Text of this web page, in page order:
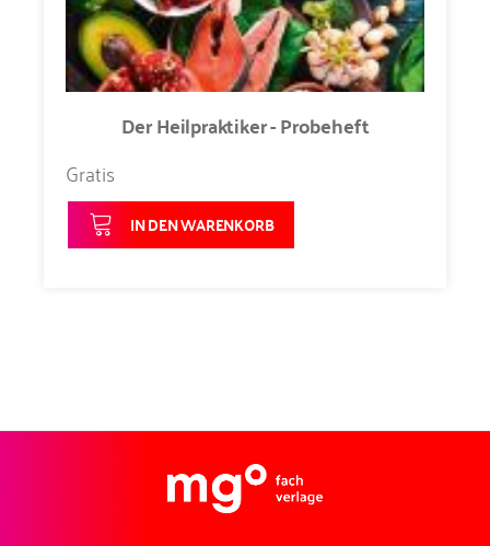
Der Heilpraktiker - Probeheft
Gratis
IN DEN WARENKORB